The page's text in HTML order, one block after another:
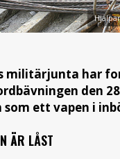
militärjunta har
den
som ett vapen i
ÄR LÅST